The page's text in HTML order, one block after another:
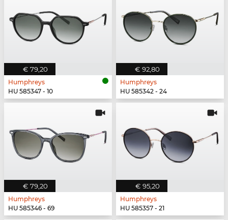
€ 79,20
Humphreys
HU 585347 - 10
€ 92,80
Humphreys
HU 585342 - 24
€ 79,20
Humphreys
HU 585346 - 69
€ 95,20
Humphreys
HU 585357 - 21